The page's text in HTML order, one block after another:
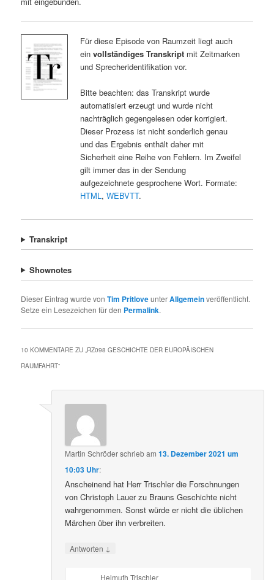
Für diese Episode von Raumzeit liegt auch
ein vollständiges Transkriptmit Zeitmarken
und Sprecheridentifikation vor.
Bitte beachten: das Transkript wurde
automatisiert erzeugt und wurde nicht
nachträglich gegengelesen oder korrigiert.
Dieser Prozess ist nicht sonderlich genau
und das Ergebnis enthält daher mit
Sicherheit eine Reihe von Fehlern. Im Zweifel
gilt immer das in der Sendung
aufgezeichnete gesprochene Wort. Formate:
HTML, WEBVTT.
Transkript
Shownotes
Dieser Eintrag wurde vonTim PritloveunterAllgemeinveröffentlicht.
Setze ein Lesezeichen für den Permalink.
10 KOMMENTARE ZU „RZ098 GESCHICHTE DER EUROPÄISCHEN
RAUMFAHRT“
Martin Schröderschriebam13. Dezember 2021 um
10:03 Uhr:
Anscheinend hat Herr Trischler die Forschnungen
von Christoph Lauer zu Brauns Geschichte nicht
wahrgenommen. Sonst würde er nicht die üblichen
Märchen über ihn verbreiten.
Antworten ↓
Helmuth Trischler